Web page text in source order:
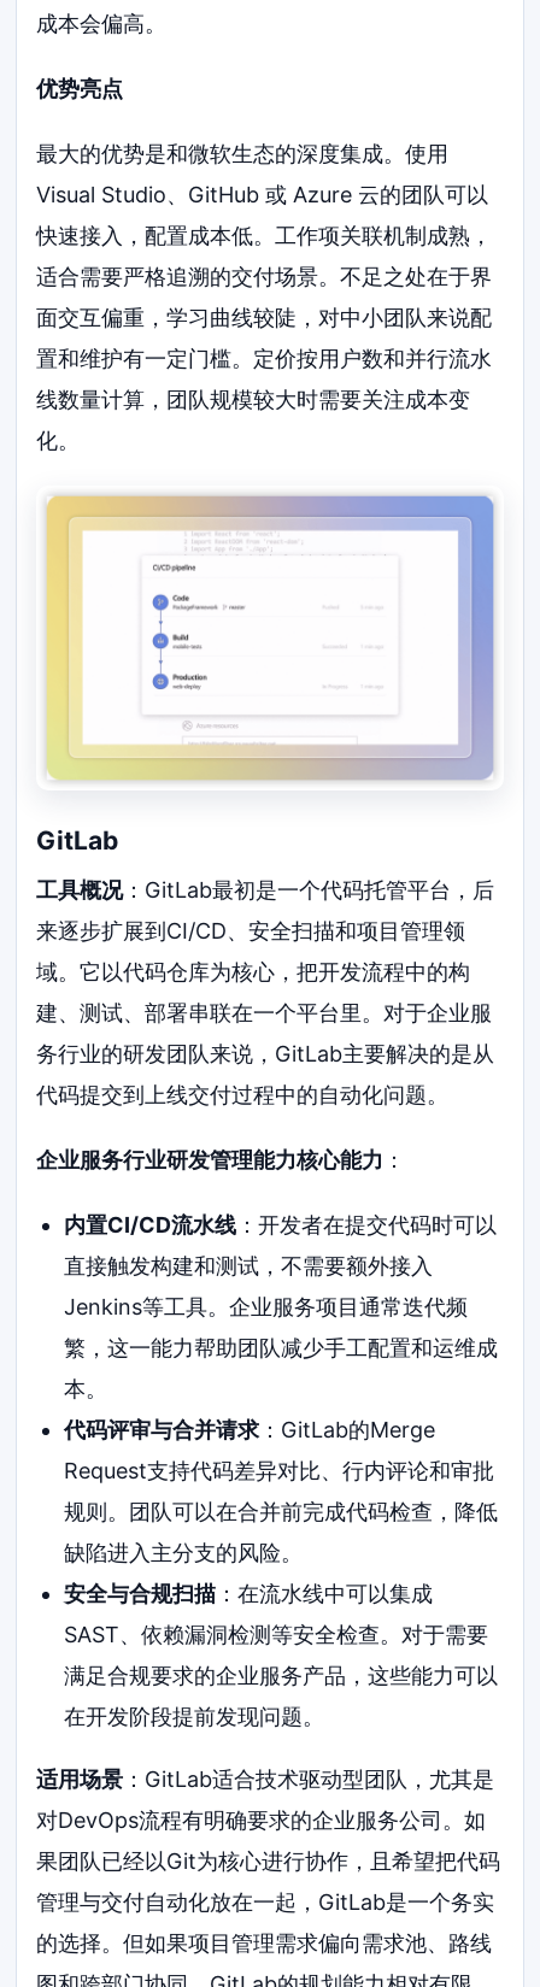
成本会偏高。
优势亮点
最大的优势是和微软生态的深度集成。使用
Visual Studio、GitHub 或 Azure 云的团队可以
快速接入，配置成本低。工作项关联机制成熟，
适合需要严格追溯的交付场景。不足之处在于界
面交互偏重，学习曲线较陡，对中小团队来说配
置和维护有一定门槛。定价按用户数和并行流水
线数量计算，团队规模较大时需要关注成本变
化。
GitLab
工具概况：GitLab最初是一个代码托管平台，后
来逐步扩展到CI/CD、安全扫描和项目管理领
域。它以代码仓库为核心，把开发流程中的构
建、测试、部署串联在一个平台里。对于企业服
务行业的研发团队来说，GitLab主要解决的是从
代码提交到上线交付过程中的自动化问题。
企业服务行业研发管理能力核心能力 ：
内置CI/CD流水线：开发者在提交代码时可以
直接触发构建和测试，不需要额外接入
Jenkins等工具。企业服务项目通常迭代频
繁，这一能力帮助团队减少手工配置和运维成
本。
代码评审与合并请求：GitLab的Merge
Request支持代码差异对比、行内评论和审批
规则。团队可以在合并前完成代码检查，降低
缺陷进入主分支的风险。
安全与合规扫描：在流水线中可以集成
SAST、依赖漏洞检测等安全检查。对于需要
满足合规要求的企业服务产品，这些能力可以
在开发阶段提前发现问题。
适用场景 ：GitLab适合技术驱动型团队，尤其是
对DevOps流程有明确要求的企业服务公司。如
果团队已经以Git为核心进行协作，且希望把代码
管理与交付自动化放在一起，GitLab是一个务实
的选择。但如果项目管理需求偏向需求池、路线